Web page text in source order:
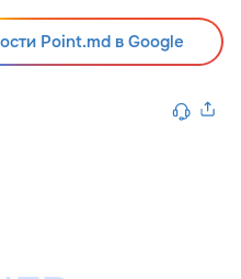
Point.md в Google